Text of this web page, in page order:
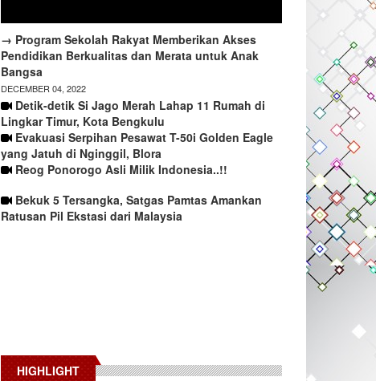
→ Program Sekolah Rakyat Memberikan Akses
Pendidikan Berkualitas dan Merata untuk Anak
Bangsa
DECEMBER 04, 2022
Detik-detik Si Jago Merah Lahap 11 Rumah di
Lingkar Timur, Kota Bengkulu
Evakuasi Serpihan Pesawat T-50i Golden Eagle
yang Jatuh di Nginggil, Blora
Reog Ponorogo Asli Milik Indonesia..!!
Bekuk 5 Tersangka, Satgas Pamtas Amankan
Ratusan Pil Ekstasi dari Malaysia
HIGHLIGHT